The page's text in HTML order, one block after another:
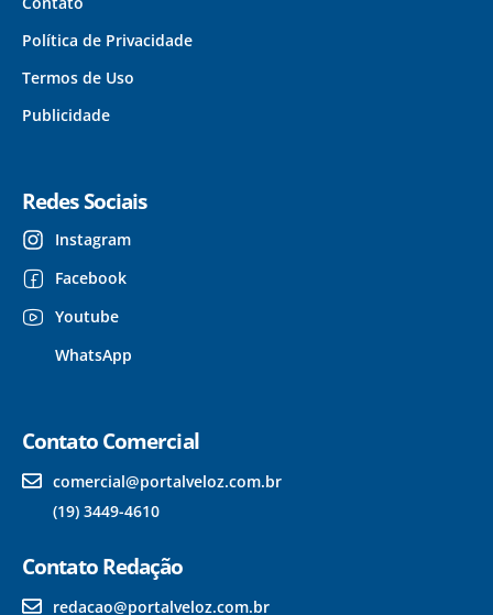
Política de Privacidade
Termos de Uso
Publicidade
Redes Sociais
Instagram
Facebook
Youtube
WhatsApp
Contato Comercial
comercial@portalveloz.com.br
(19) 3449-4610
Contato Redação
redacao@portalveloz.com.br